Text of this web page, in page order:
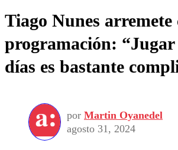
Tiago Nunes
programación: “Jugar
días es bastante
por Martin Oyanedel
agosto 31, 2024